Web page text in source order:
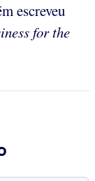
escreveu
for the